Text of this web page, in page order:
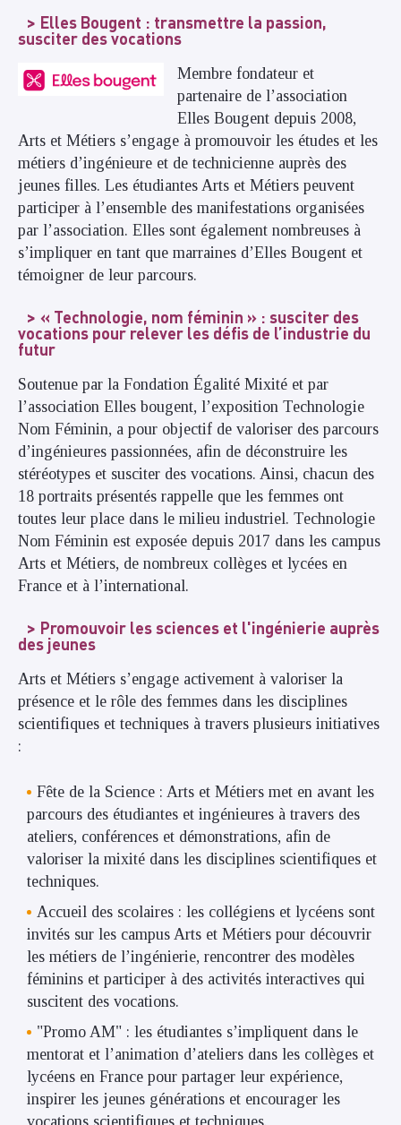
Elles Bougent : transmettre la passion,
susciter des vocations
Membre fondateur et
partenaire de l’association
Elles Bougent depuis 2008,
Arts et Métiers s’engage à promouvoir les études et les
métiers d’ingénieure et de technicienne auprès des
jeunes filles. Les étudiantes Arts et Métiers peuvent
participer à l’ensemble des manifestations organisées
par l’association. Elles sont également nombreuses à
s’impliquer en tant que marraines d’Elles Bougent et
témoigner de leur parcours.
« Technologie, nom féminin » : susciter des
vocations pour relever les défis de l’industrie du
futur
Soutenue par la Fondation Égalité Mixité et par
l’association Elles bougent, l’exposition Technologie
Nom Féminin, a pour objectif de valoriser des parcours
d’ingénieures passionnées, afin de déconstruire les
stéréotypes et susciter des vocations. Ainsi, chacun des
18 portraits présentés rappelle que les femmes ont
toutes leur place dans le milieu industriel. Technologie
Nom Féminin est exposée depuis 2017 dans les campus
Arts et Métiers, de nombreux collèges et lycées en
France et à l’international.
Promouvoir les sciences et l'ingénierie auprès
des jeunes
Arts et Métiers s’engage activement à valoriser la
présence et le rôle des femmes dans les disciplines
scientifiques et techniques à travers plusieurs initiatives
:
Fête de la Science : Arts et Métiers met en avant les
parcours des étudiantes et ingénieures à travers des
ateliers, conférences et démonstrations, afin de
valoriser la mixité dans les disciplines scientifiques et
techniques.
Accueil des scolaires : les collégiens et lycéens sont
invités sur les campus Arts et Métiers pour découvrir
les métiers de l’ingénierie, rencontrer des modèles
féminins et participer à des activités interactives qui
suscitent des vocations.
"Promo AM" : les étudiantes s’impliquent dans le
mentorat et l’animation d’ateliers dans les collèges et
lycéens en France pour partager leur expérience,
inspirer les jeunes générations et encourager les
vocations scientifiques et techniques.